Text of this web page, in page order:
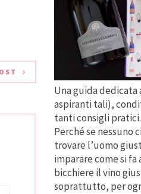
Una guida
aspiranti tali),
tanti consigli pratici.
Perché se nessuno
trovare l’uomo
imparare come si fa
bicchiere il vino
soprattutto, per